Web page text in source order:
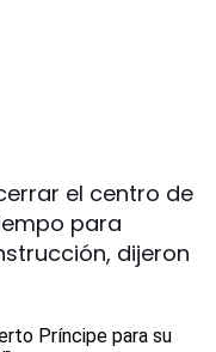
el centro de
para
dijeron